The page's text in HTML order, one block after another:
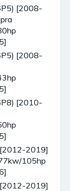
[2008-
[2008-
[2010-
[2012-2019]
105hp
[2012-2019]